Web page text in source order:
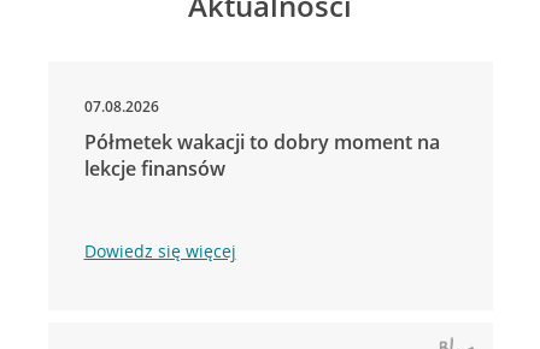
07.08.2026
Półmetek wakacji to dobry moment na
lekcje finansów
Dowiedz się więcej